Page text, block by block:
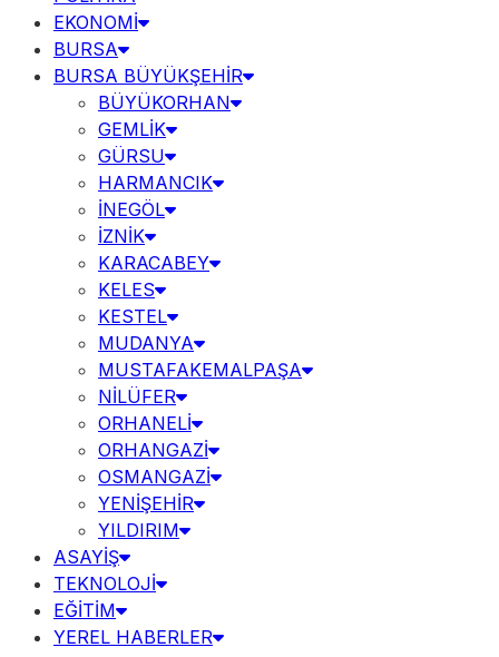
EKONOMİ
BURSA
BURSA BÜYÜKŞEHİR
BÜYÜKORHAN
GEMLİK
GÜRSU
HARMANCIK
İNEGÖL
İZNİK
KARACABEY
KELES
KESTEL
MUDANYA
MUSTAFAKEMALPAŞA
NİLÜFER
ORHANELİ
ORHANGAZİ
OSMANGAZİ
YENİŞEHİR
YILDIRIM
ASAYİŞ
TEKNOLOJİ
EĞİTİM
YEREL HABERLER